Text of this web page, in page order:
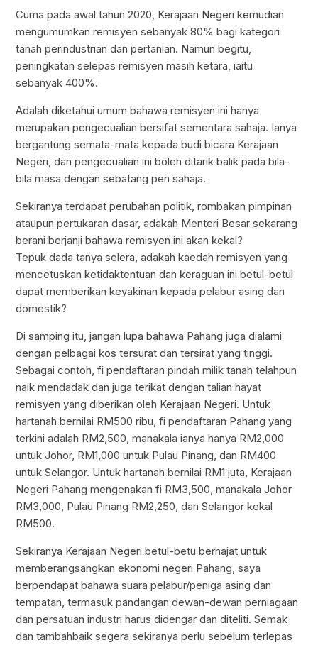
Cuma pada awal tahun 2020, Kerajaan Negeri kemudian
mengumumkan remisyen sebanyak 80% bagi kategori
tanah perindustrian dan pertanian. Namun begitu,
peningkatan selepas remisyen masih ketara, iaitu
sebanyak 400%.
Adalah diketahui umum bahawa remisyen ini hanya
merupakan pengecualian bersifat sementara sahaja. Ianya
bergantung semata-mata kepada budi bicara Kerajaan
Negeri, dan pengecualian ini boleh ditarik balik pada bila-
bila masa dengan sebatang pen sahaja.
Sekiranya terdapat perubahan politik, rombakan pimpinan
ataupun pertukaran dasar, adakah Menteri Besar sekarang
berani berjanji bahawa remisyen ini akan kekal?
Tepuk dada tanya selera, adakah kaedah remisyen yang
mencetuskan ketidaktentuan dan keraguan ini betul-betul
dapat memberikan keyakinan kepada pelabur asing dan
domestik?
Di samping itu, jangan lupa bahawa Pahang juga dialami
dengan pelbagai kos tersurat dan tersirat yang tinggi.
Sebagai contoh, fi pendaftaran pindah milik tanah telahpun
naik mendadak dan juga terikat dengan talian hayat
remisyen yang diberikan oleh Kerajaan Negeri. Untuk
hartanah bernilai RM500 ribu, fi pendaftaran Pahang yang
terkini adalah RM2,500, manakala ianya hanya RM2,000
untuk Johor, RM1,000 untuk Pulau Pinang, dan RM400
untuk Selangor. Untuk hartanah bernilai RM1 juta, Kerajaan
Negeri Pahang mengenakan fi RM3,500, manakala Johor
RM3,000, Pulau Pinang RM2,250, dan Selangor kekal
RM500.
Sekiranya Kerajaan Negeri betul-betu berhajat untuk
memberangsangkan ekonomi negeri Pahang, saya
berpendapat bahawa suara pelabur/peniga asing dan
tempatan, termasuk pandangan dewan-dewan perniagaan
dan persatuan industri harus didengar dan diteliti. Semak
dan tambahbaik segera sekiranya perlu sebelum terlepas